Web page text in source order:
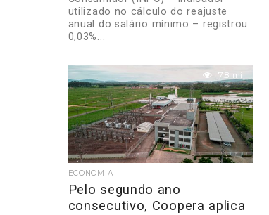
utilizado no cálculo do reajuste
anual do salário mínimo – registrou
0,03%...
7.8 mil
ECONOMIA
Pelo segundo ano
consecutivo, Coopera aplica